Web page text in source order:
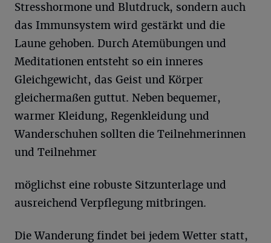
Stresshormone und Blutdruck, sondern auch
das Immunsystem wird gestärkt und die
Laune gehoben. Durch Atemübungen und
Meditationen entsteht so ein inneres
Gleichgewicht, das Geist und Körper
gleichermaßen guttut. Neben bequemer,
warmer Kleidung, Regenkleidung und
Wanderschuhen sollten die Teilnehmerinnen
und Teilnehmer
möglichst eine robuste Sitzunterlage und
ausreichend Verpflegung mitbringen.
Die Wanderung findet bei jedem Wetter statt,